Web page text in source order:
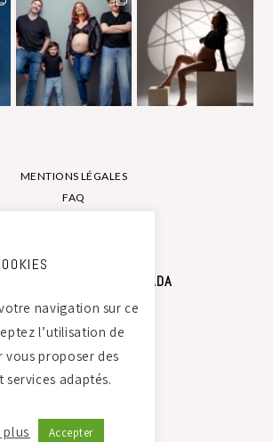
PHOTO CAMILLE SAADA
Atelier Tierdam
121 La Baumondière
44240 Sucé-sur-Erdre
MENTIONS LÉGALES
FAQ
navigation sur ce
l’utilisation de
vous proposer des
services adaptés.
Accepter